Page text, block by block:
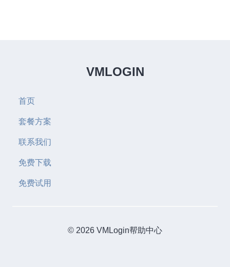
VMLOGIN
首页
套餐方案
联系我们
免费下载
免费试用
© 2026 VMLogin帮助中心